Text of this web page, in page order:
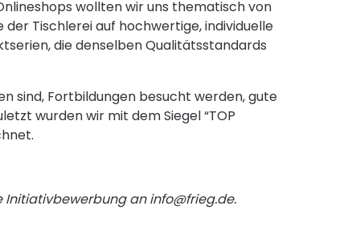
wollten wir uns thematisch von
Tischlerei auf hochwertige, individuelle
die denselben Qualitätsstandards
sind, Fortbildungen besucht werden, gute
wurden wir mit dem Siegel “TOP
an info@frieg.de.